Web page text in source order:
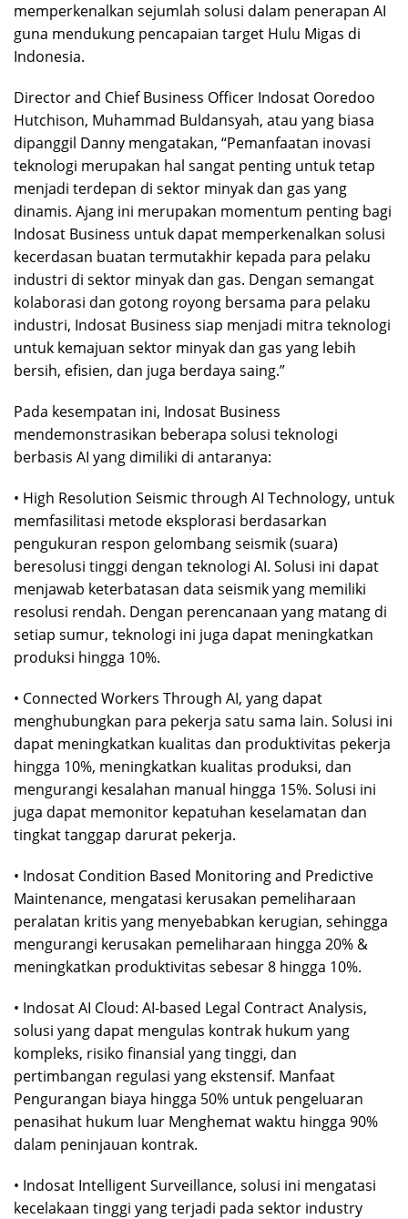
memperkenalkan sejumlah solusi dalam penerapan AI
guna mendukung pencapaian target Hulu Migas di
Indonesia.
Director and Chief Business Officer Indosat Ooredoo
Hutchison, Muhammad Buldansyah, atau yang biasa
dipanggil Danny mengatakan, “Pemanfaatan inovasi
teknologi merupakan hal sangat penting untuk tetap
menjadi terdepan di sektor minyak dan gas yang
dinamis. Ajang ini merupakan momentum penting bagi
Indosat Business untuk dapat memperkenalkan solusi
kecerdasan buatan termutakhir kepada para pelaku
industri di sektor minyak dan gas. Dengan semangat
kolaborasi dan gotong royong bersama para pelaku
industri, Indosat Business siap menjadi mitra teknologi
untuk kemajuan sektor minyak dan gas yang lebih
bersih, efisien, dan juga berdaya saing.”
Pada kesempatan ini, Indosat Business
mendemonstrasikan beberapa solusi teknologi
berbasis AI yang dimiliki di antaranya:
• High Resolution Seismic through AI Technology, untuk
memfasilitasi metode eksplorasi berdasarkan
pengukuran respon gelombang seismik (suara)
beresolusi tinggi dengan teknologi AI. Solusi ini dapat
menjawab keterbatasan data seismik yang memiliki
resolusi rendah. Dengan perencanaan yang matang di
setiap sumur, teknologi ini juga dapat meningkatkan
produksi hingga 10%.
• Connected Workers Through AI, yang dapat
menghubungkan para pekerja satu sama lain. Solusi ini
dapat meningkatkan kualitas dan produktivitas pekerja
hingga 10%, meningkatkan kualitas produksi, dan
mengurangi kesalahan manual hingga 15%. Solusi ini
juga dapat memonitor kepatuhan keselamatan dan
tingkat tanggap darurat pekerja.
• Indosat Condition Based Monitoring and Predictive
Maintenance, mengatasi kerusakan pemeliharaan
peralatan kritis yang menyebabkan kerugian, sehingga
mengurangi kerusakan pemeliharaan hingga 20% &
meningkatkan produktivitas sebesar 8 hingga 10%.
• Indosat AI Cloud: AI-based Legal Contract Analysis,
solusi yang dapat mengulas kontrak hukum yang
kompleks, risiko finansial yang tinggi, dan
pertimbangan regulasi yang ekstensif. Manfaat
Pengurangan biaya hingga 50% untuk pengeluaran
penasihat hukum luar Menghemat waktu hingga 90%
dalam peninjauan kontrak.
• Indosat Intelligent Surveillance, solusi ini mengatasi
kecelakaan tinggi yang terjadi pada sektor industry